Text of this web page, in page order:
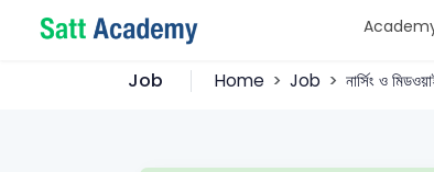
Job Home Job নার্সিং ও